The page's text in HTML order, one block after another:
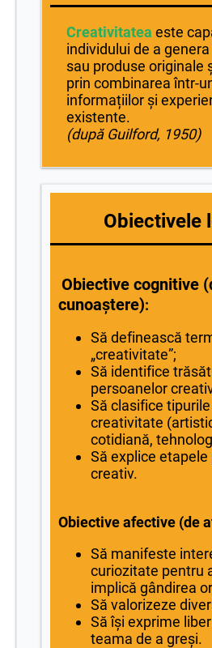
Creativitatea este
individului de a
sau produse originale
prin combinarea într-
informațiilor și
existente.
(după Guilford, 1950)
Obiectivele
Obiective cognitive
cunoaștere):
Să definească
„creativitate”;
Să identifice
persoanelor
Să clasifice
creativitate
cotidiană,
Să explice etapele
creativ.
Obiective afective (de
Să manifeste
curiozitate pentru
implică gândirea
Să valorizeze
Să își exprime
teama de a greși.